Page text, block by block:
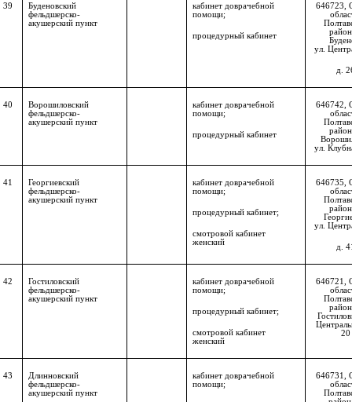
39
Буденовский
фельдшерско-
акушерский пункт
кабинет доврачебной
помощи;
процедурный кабинет
646723,
ул.
д.
40
Ворошиловский
фельдшерско-
акушерский пункт
кабинет доврачебной
помощи;
процедурный кабинет
646742,
ул.
41
Георгиевский
фельдшерско-
акушерский пункт
кабинет доврачебной
помощи;
процедурный кабинет;
смотровой кабинет
женский
646735,
ул.
д.
42
Гостиловский
фельдшерско-
акушерский пункт
кабинет доврачебной
помощи;
процедурный кабинет;
смотровой кабинет
женский
646721,
20
43
Длинновский
фельдшерско-
акушерский пункт
кабинет доврачебной
помощи;
646731,